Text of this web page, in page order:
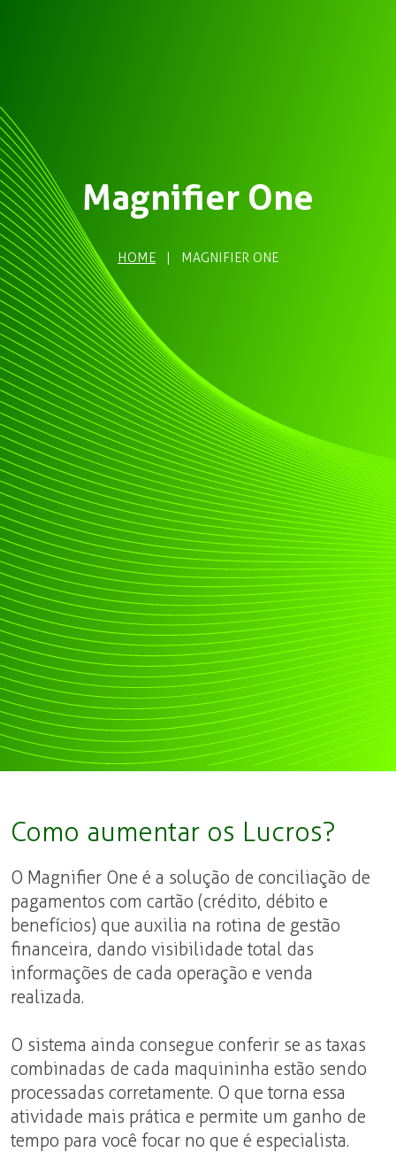
Magnifier One
HOME | MAGNIFIER ONE
Como aumentar os Lucros?
O Magnifier One é a solução de conciliação de
pagamentos com cartão (crédito, débito e
benefícios) que auxilia na rotina de gestão
financeira, dando visibilidade total das
informações de cada operação e venda
realizada.
O sistema ainda consegue conferir se as taxas
combinadas de cada maquininha estão sendo
processadas corretamente. O que torna essa
atividade mais prática e permite um ganho de
tempo para você focar no que é especialista.